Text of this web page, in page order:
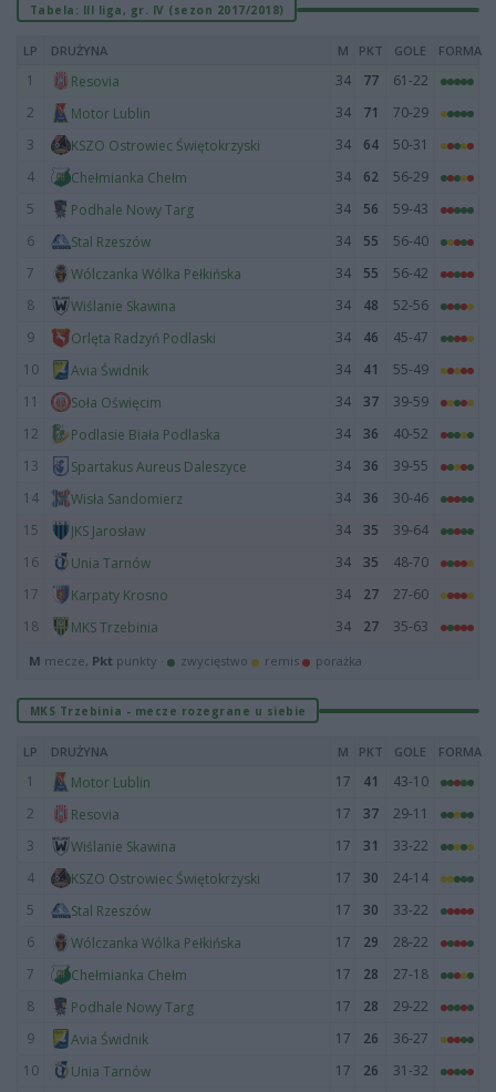
Tabela: III liga, gr. IV (sezon 2017/2018)
LP DRUŻYNA M PKT GOLE FORMA
1 Resovia 34 77
61-22
2
Motor Lublin 34 71
70-29
3
KSZO Ostrowiec Świętokrzyski 34 64
50-31
4
Chełmianka Chełm 34 62
56-29
5
Podhale Nowy Targ 34 56
59-43
6
Stal Rzeszów 34 55
56-40
7
Wólczanka Wólka Pełkińska 34 55
56-42
8
Wiślanie Skawina 34 48
52-56
9
Orlęta Radzyń Podlaski 34 46
45-47
10
Avia Świdnik 34 41
55-49
11
Soła Oświęcim 34 37
39-59
12
Podlasie Biała Podlaska 34 36
40-52
13
Spartakus Aureus Daleszyce 34 36
39-55
14
Wisła Sandomierz 34 36
30-46
15
JKS Jarosław 34 35
39-64
16
Unia Tarnów 34 35
48-70
17
Karpaty Krosno 34 27
27-60
18
MKS Trzebinia 34 27 35-63
M mecze, Pkt punkty · zwycięstwo remis porażka
MKS Trzebinia - mecze rozegrane u siebie
LP DRUŻYNA M PKT GOLE FORMA
1 Motor Lublin 17 41
43-10
2
Resovia 17 37
29-11
3
Wiślanie Skawina 17 31
33-22
4
KSZO Ostrowiec Świętokrzyski 17 30
24-14
5
Stal Rzeszów 17 30
33-22
6
Wólczanka Wólka Pełkińska 17 29
28-22
7
Chełmianka Chełm 17 28
27-18
8
Podhale Nowy Targ 17 28
29-22
9
Avia Świdnik 17 26
36-27
10
Unia Tarnów 17 26
31-32